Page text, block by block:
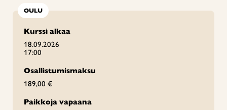
OULU
Kurssi alkaa
18.09.2026
17:00
Osallistumismaksu
189,00 €
Paikkoja vapaana